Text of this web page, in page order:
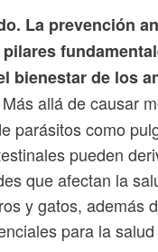
La prevención
bienestar de los
Más allá de causar
parásitos como
pueden
que afectan la
y gatos, además
para la